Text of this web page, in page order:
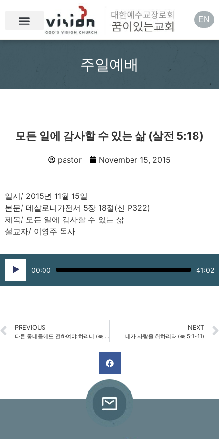
EN
주일예배
모든 일에 감사할 수 있는 삶 (살전 5:18)
pastor November 15, 2015
일시/ 2015년 11월 15일
본문/ 데살로니가전서 5장 18절(신 P322)
제목/ 모든 일에 감사할 수 있는 삶
설교자/ 이영주 목사
Audio
Player
00:00 41:02
PREVIOUS
다른 동네들에도 전하여야 하리니 (눅 4:31~44)
NEXT
네가 사람을 취하리라 (눅 5:1~11)